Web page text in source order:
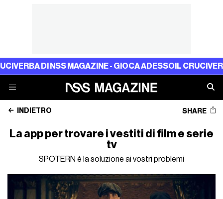
DI NSS MAGAZINE - GIOCA ADESSOIL CRUCIVERBA DI
INDIETRO SHARE
La app per trovare i vestiti di film e serie
tv
SPOTERN è la soluzione ai vostri problemi